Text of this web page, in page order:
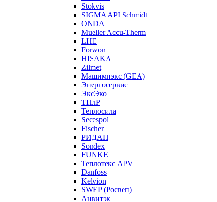
Stokvis
SIGMA API Schmidt
ONDA
Mueller Accu-Therm
LHE
Forwon
HISAKA
Zilmet
Машимпэкс (GEA)
Энергосервис
ЭксЭко
ТПлР
Теплосила
Secespol
Fischer
РИДАН
Sondex
FUNKE
Теплотекс APV
Danfoss
Kelvion
SWEP (Росвеп)
Анвитэк